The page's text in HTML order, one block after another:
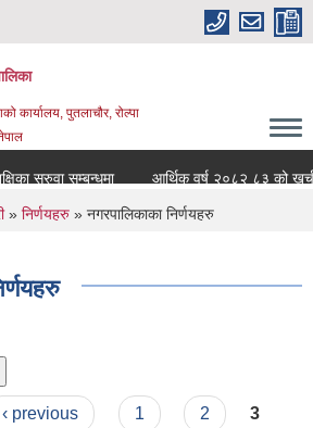
कार्यालय, पुतलाचौर, रोल्पा
सरुवा सम्बन्धमा
आर्थिक वर्ष २०८२ ८३ को खर्च
» निर्णयहरु » नगरपालिकाका निर्णयहरु
‹ previous 1 2 3